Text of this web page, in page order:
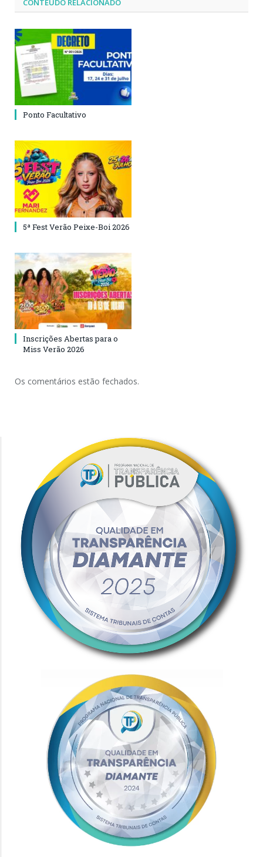
CONTEÚDO RELACIONADO
Ponto Facultativo
5ª Fest Verão Peixe-Boi 2026
Inscrições Abertas para o
Miss Verão 2026
Os comentários estão fechados.